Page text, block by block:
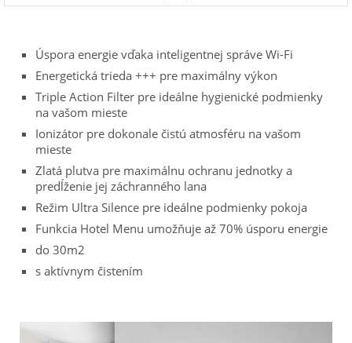
Úspora energie vďaka inteligentnej správe Wi-Fi
Energetická trieda +++ pre maximálny výkon
Triple Action Filter pre ideálne hygienické podmienky
na vašom mieste
Ionizátor pre dokonale čistú atmosféru na vašom
mieste
Zlatá plutva pre maximálnu ochranu jednotky a
predĺženie jej záchranného lana
Režim Ultra Silence pre ideálne podmienky pokoja
Funkcia Hotel Menu umožňuje až 70% úsporu energie
do 30m2
s aktívnym čistením